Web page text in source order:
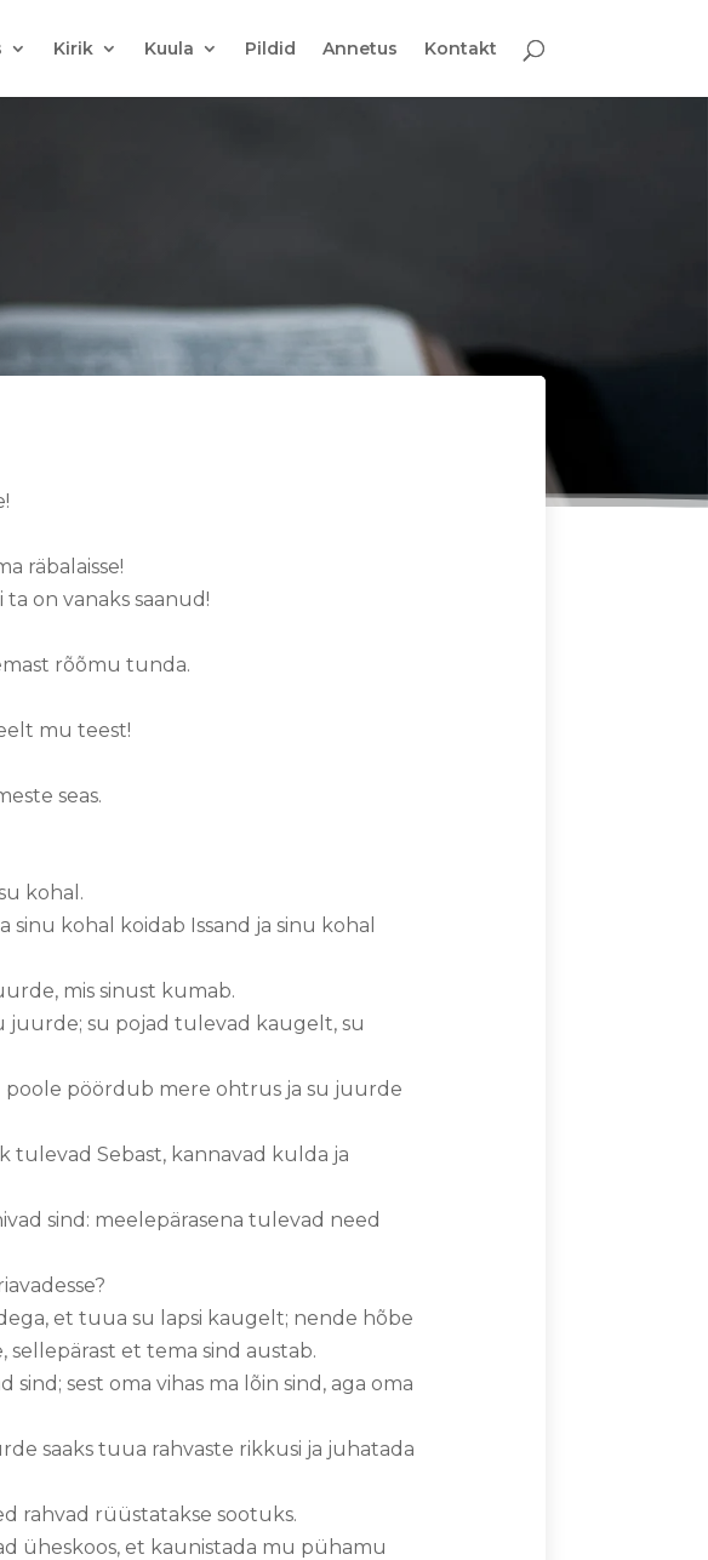
Kirik Kuula Pildid Annetus Kontakt
räbalaisse!
on vanaks saanud!
rõõmu tunda.
mu teest!
seas.
kohal.
kohal koidab Issand ja sinu kohal
mis sinust kumab.
juurde; su pojad tulevad kaugelt, su
poole pöördub mere ohtrus ja su juurde
tulevad Sebast, kannavad kulda ja
sind: meelepärasena tulevad need
et tuua su lapsi kaugelt; nende hõbe
sellepärast et tema sind austab.
sest oma vihas ma lõin sind, aga oma
saaks tuua rahvaste rikkusi ja juhatada
rahvad rüüstatakse sootuks.
üheskoos, et kaunistada mu pühamu